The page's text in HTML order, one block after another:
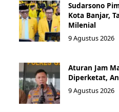
Sudarsono
Kota Banjar,
Milenial
9 Agustus 2026
Aturan Jam
Diperketat,
9 Agustus 2026